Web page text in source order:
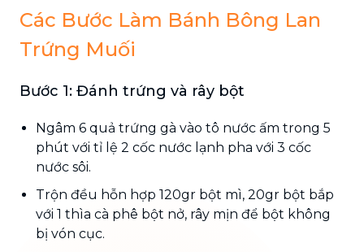
Các Bước Làm Bánh Bông Lan
Trứng Muối
Bước 1: Đánh trứng và rây bột
Ngâm 6 quả trứng gà vào tô nước ấm trong 5
phút với tỉ lệ 2 cốc nước lạnh pha với 3 cốc
nước sôi.
Trộn đều hỗn hợp 120gr bột mì, 20gr bột bắp
với 1 thìa cà phê bột nở, rây mịn để bột không
bị vón cục.